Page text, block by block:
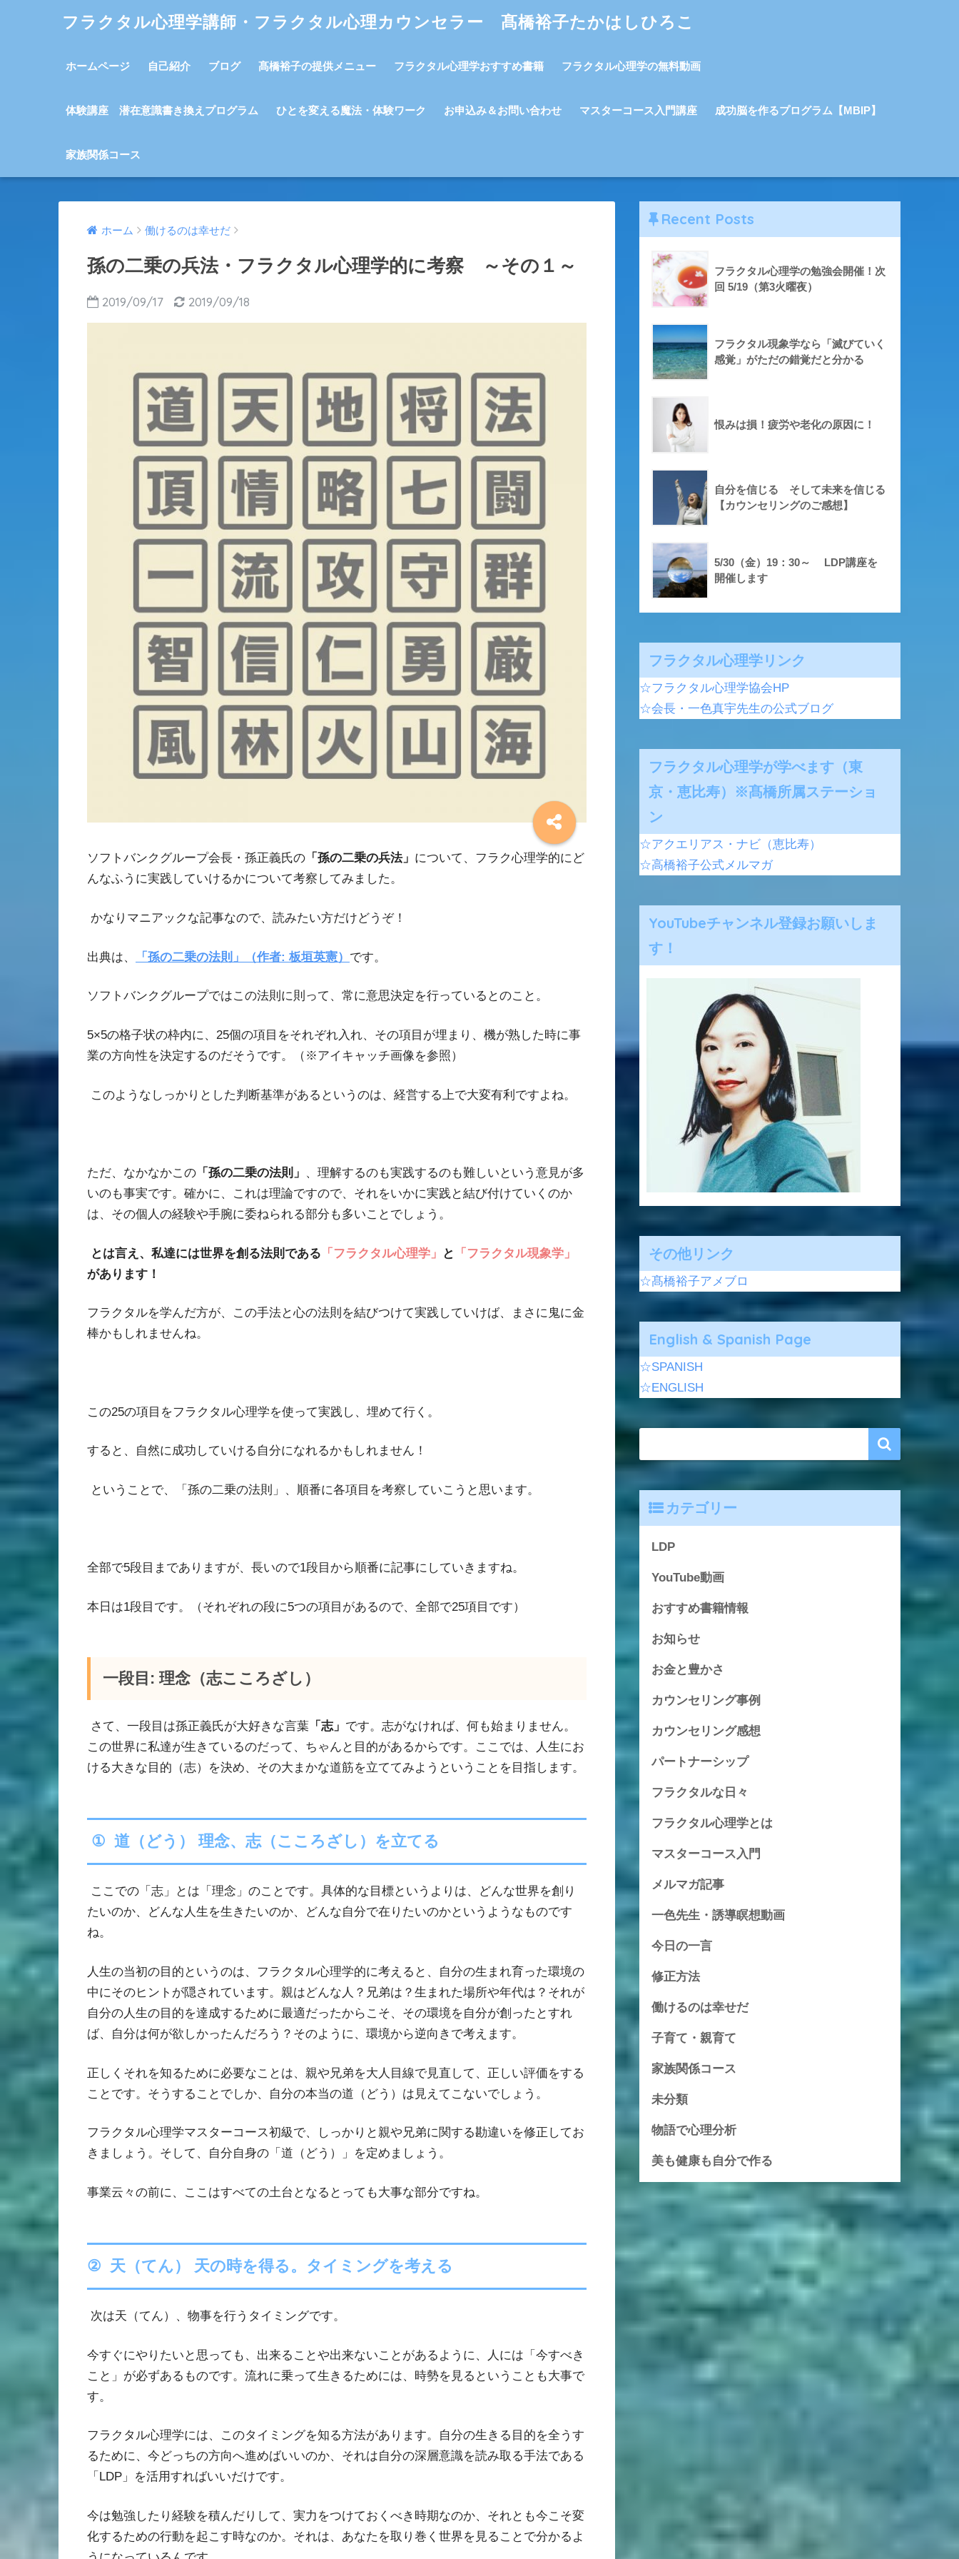
フラクタル心理学講師・フラクタル心理カウンセラー 髙橋裕子たかはしひろこ
ホームページ 自己紹介 ブログ 髙橋裕子の提供メニュー フラクタル心理学おすすめ書籍 フラクタル心理学の無料動画
体験講座 潜在意識書き換えプログラム ひとを変える魔法・体験ワーク お申込み＆お問い合わせ マスターコース入門講座 成功脳を作るプログラム【MBIP】
家族関係コース
ホーム 働けるのは幸せだ
孫の二乗の兵法・フラクタル心理学的に考察 ～その１～
2019/09/17 2019/09/18
ソフトバンクグループ会長・孫正義氏の 「孫の二乗の兵法」 について、フラク心理学的にど
んなふうに実践していけるかについて考察してみました。
かなりマニアックな記事なので、読みたい方だけどうぞ！
出典は、 「孫の二乗の法則」（作者: 板垣英憲） です。
ソフトバンクグループではこの法則に則って、常に意思決定を行っているとのこと。
5×5の格子状の枠内に、 25個の項目をそれぞれ入れ、その項目が埋まり、機が熟した時に事
業の方向性を決定するのだそうです。（※アイキャッチ画像を参照）
このようなしっかりとした判断基準があるというのは、経営する上で大変有利ですよね。
ただ、なかなかこの 「孫の二乗の法則」 、理解するのも実践するのも難しいという意見が多
いのも事実です。確かに、これは理論ですので、それをいかに実践と結び付けていくのか
は、その個人の経験や手腕に委ねられる部分も多いことでしょう。
とは言え、私達には世界を創る法則である 「フラクタル心理学」 と
「フラクタル現象学」
があります！
フラクタルを学んだ方が、この手法と心の法則を結びつけて実践していけば、まさに鬼に金
棒かもしれませんね。
この25の項目をフラクタル心理学を使って実践し、埋めて行く。
すると、自然に成功していける自分になれるかもしれません！
ということで、「孫の二乗の法則」、順番に各項目を考察していこうと思います。
全部で5段目までありますが、長いので1段目から順番に記事にしていきますね。
本日は1段目です。（それぞれの段に5つの項目があるので、全部で25項目です）
一段目 :理念（志こころざし）
さて、一段目は孫正義氏が大好きな言葉 「志」 です。志がなければ、何も始まりません。
この世界に私達が生きているのだって、ちゃんと目的があるからです。ここでは、人生にお
ける大きな目的（志）を決め、その大まかな道筋を立ててみようということを目指します。
① 道（どう） 理念、志（こころざし）を立てる
ここでの「志」とは「理念」のことです。具体的な目標というよりは、どんな世界を創り
たいのか、どんな人生を生きたいのか、どんな自分で在りたいのかというようなものです
ね。
人生の当初の目的というのは、フラクタル心理学的に考えると、自分の生まれ育った環境の
中にそのヒントが隠されています。親はどんな人？兄弟は？生まれた場所や年代は？それが
自分の人生の目的を達成するために最適だったからこそ、その環境を自分が創ったとすれ
ば、自分は何が欲しかったんだろう？そのように、環境から逆向きで考えます。
正しくそれを知るために必要なことは、親や兄弟を大人目線で見直して、正しい評価をする
ことです。そうすることでしか、自分の本当の道（どう）は見えてこないでしょう。
フラクタル心理学マスターコース初級で、しっかりと親や兄弟に関する勘違いを修正してお
きましょう。そして、自分自身の「道（どう）」を定めましょう。
事業云々の前に、ここはすべての土台となるとっても大事な部分ですね。
② 天（てん） 天の時を得る。タイミングを考える
次は天（てん）、物事を行うタイミングです。
今すぐにやりたいと思っても、出来ることや出来ないことがあるように、人には「今すべき
こと」が必ずあるものです。流れに乗って生きるためには、時勢を見るということも大事で
す。
フラクタル心理学には、このタイミングを知る方法があります。自分の生きる目的を全うす
るために、今どっちの方向へ進めばいいのか、それは自分の深層意識を読み取る手法である
「 LDP 」を活用すればいいだけです。
今は勉強したり経験を積んだりして、実力をつけておくべき時期なのか、それとも今こそ変
化するための行動を起こす時なのか。それは、あなたを取り巻く世界を見ることで分かるよ
Recent Posts
フラクタル心理学の勉強会開催！次
回 5/19（第3火曜夜）
フラクタル現象学なら「滅びていく
感覚」がただの錯覚だと分かる
恨みは損！疲労や老化の原因に！
自分を信じる そして未来を信じる
【カウンセリングのご感想】
5/30（金）19：30～ LDP講座を
開催します
フラクタル心理学リンク
☆フラクタル心理学協会HP
☆会長・一色真宇先生の公式ブログ
フラクタル心理学が学べます（東
京・恵比寿）※髙橋所属ステーショ
ン
☆アクエリアス・ナビ（恵比寿）
☆高橋裕子公式メルマガ
YouTubeチャンネル登録お願いしま
す！
その他リンク
☆髙橋裕子アメブロ
English & Spanish Page
☆SPANISH
☆ENGLISH
カテゴリー
LDP
YouTube動画
おすすめ書籍情報
お知らせ
お金と豊かさ
カウンセリング事例
カウンセリング感想
パートナーシップ
フラクタルな日々
フラクタル心理学とは
マスターコース入門
メルマガ記事
一色先生・誘導瞑想動画
今日の一言
修正方法
働けるのは幸せだ
子育て・親育て
家族関係コース
未分類
物語で心理分析
美も健康も自分で作る